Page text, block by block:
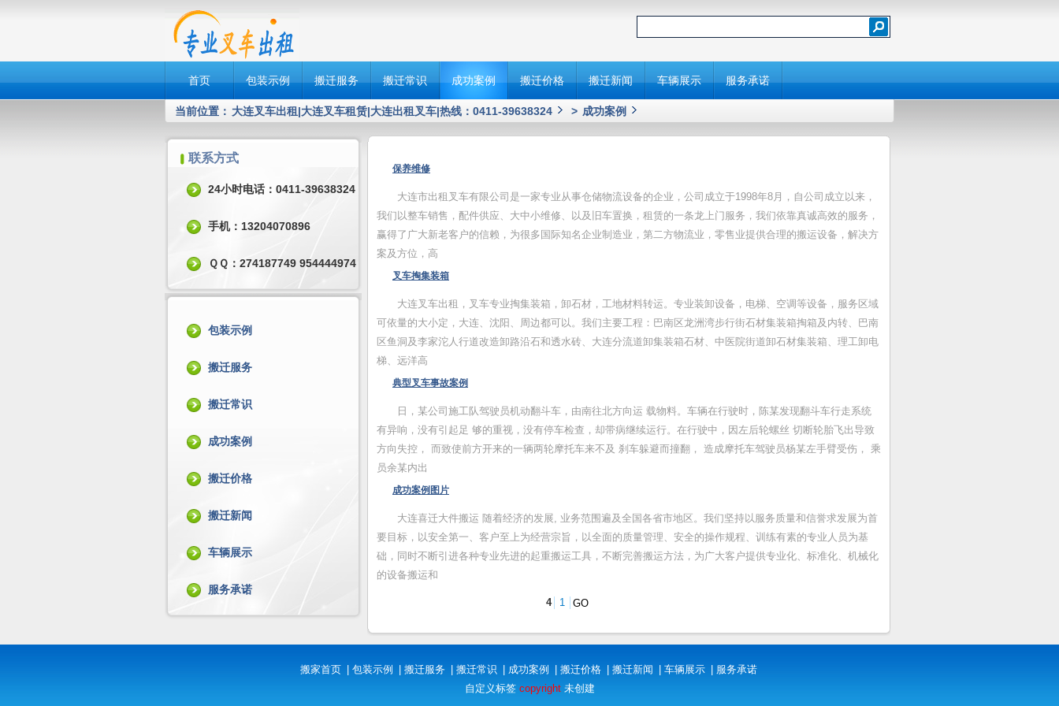
首页 包装示例 搬迁服务 搬迁常识 成功案例 搬迁价格 搬迁新闻 车辆展示 服务承诺
当前位置： 大连叉车出租|大连叉车租赁|大连出租叉车|热线：0411-39638324 > 成功案例
保养维修
大连市出租叉车有限公司是一家专业从事仓储物流设备的企业，公司成立于1998年8月，自公司成立以来，
我们以整车销售，配件供应、大中小维修、以及旧车置换，租赁的一条龙上门服务，我们依靠真诚高效的服务，
赢得了广大新老客户的信赖，为很多国际知名企业制造业，第二方物流业，零售业提供合理的搬运设备，解决方
案及方位，高
叉车掏集装箱
大连叉车出租，叉车专业掏集装箱，卸石材，工地材料转运。专业装卸设备，电梯、空调等设备，服务区域
可依量的大小定，大连、沈阳、周边都可以。我们主要工程：巴南区龙洲湾步行街石材集装箱掏箱及内转、巴南
区鱼洞及李家沱人行道改造卸路沿石和透水砖、大连分流道卸集装箱石材、中医院街道卸石材集装箱、理工卸电
梯、远洋高
典型叉车事故案例
日，某公司施工队驾驶员机动翻斗车，由南往北方向运 载物料。车辆在行驶时，陈某发现翻斗车行走系统
有异响，没有引起足 够的重视，没有停车检查，却带病继续运行。在行驶中，因左后轮螺丝 切断轮胎飞出导致
方向失控， 而致使前方开来的一辆两轮摩托车来不及 刹车躲避而撞翻， 造成摩托车驾驶员杨某左手臂受伤， 乘
员余某内出
成功案例图片
大连喜迁大件搬运 随着经济的发展, 业务范围遍及全国各省市地区。我们坚持以服务质量和信誉求发展为首
要目标，以安全第一、客户至上为经营宗旨，以全面的质量管理、安全的操作规程、训练有素的专业人员为基
础，同时不断引进各种专业先进的起重搬运工具，不断完善搬运方法，为广大客户提供专业化、标准化、机械化
的设备搬运和
4 1
联系方式
24小时电话：0411-39638324
手机：13204070896
ＱＱ：274187749 954444974
包装示例
搬迁服务
搬迁常识
成功案例
搬迁价格
搬迁新闻
车辆展示
服务承诺
搬家首页 包装示例 搬迁服务 搬迁常识 成功案例 搬迁价格 搬迁新闻 车辆展示
服务承诺
自定义标签 copyright未创建